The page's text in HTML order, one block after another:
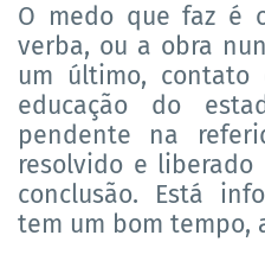
O medo que faz é
verba, ou a obra
um último, contato
educação do
pendente na
resolvido e
conclusão. Está
tem um bom tempo,